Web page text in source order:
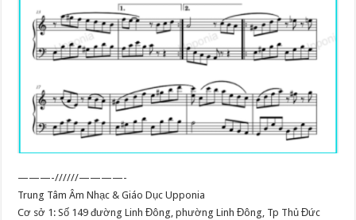
———-//////————-
Trung Tâm Âm Nhạc & Giáo Dục Upponia
Cơ sở 1: Số 149 đường Linh Đông, phường Linh Đông, Tp Thủ Đức